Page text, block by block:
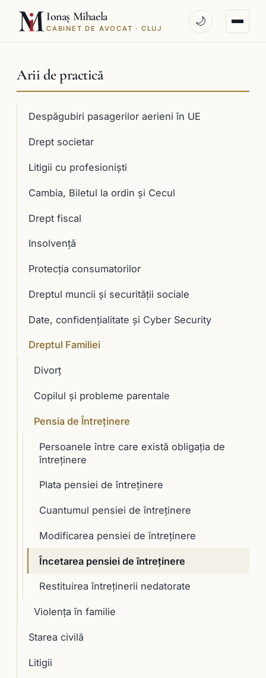
Ionaș Mihaela
CABINET DE AVOCAT · CLUJ
🌙
Arii de practică
Despăgubiri pasagerilor aerieni în UE
Drept societar
Litigii cu profesioniști
Cambia, Biletul la ordin și Cecul
Drept fiscal
Insolvență
Protecția consumatorilor
Dreptul muncii și securității sociale
Date, confidențialitate și Cyber Security
Dreptul Familiei
Divorț
Copilul și probleme parentale
Pensia de Întreținere
Persoanele între care există obligația de
întreținere
Plata pensiei de întreținere
Cuantumul pensiei de întreținere
Modificarea pensiei de întreținere
Încetarea pensiei de întreținere
Restituirea întreținerii nedatorate
Violența în familie
Starea civilă
Litigii